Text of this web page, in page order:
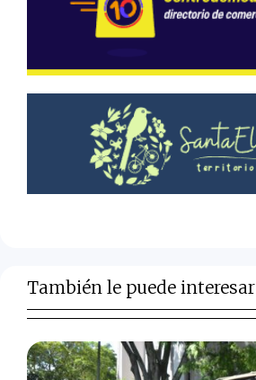
También le puede interesar